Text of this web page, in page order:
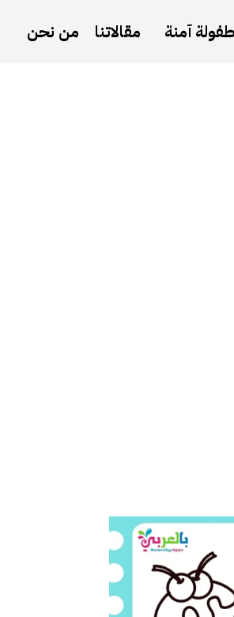
طفولة آمنة مقالاتنا من نحن